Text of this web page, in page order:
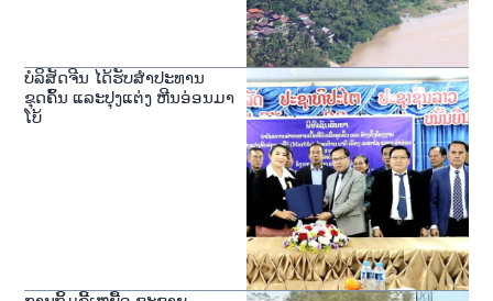
ບໍລິສັດຈີນ ໄດ້ຮັບສໍາປະທານ
ຂຸດຄົ້ນ ແລະປຸງແຕ່ງ ຫີນອ່ອນມາ
ໂບ້